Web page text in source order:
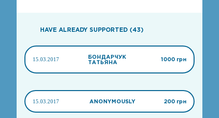
HAVE ALREADY SUPPORTED (43)
15.03.2017
БОНДАРЧУК
ТАТЬЯНА
1000 грн
15.03.2017 ANONYMOUSLY 200 грн